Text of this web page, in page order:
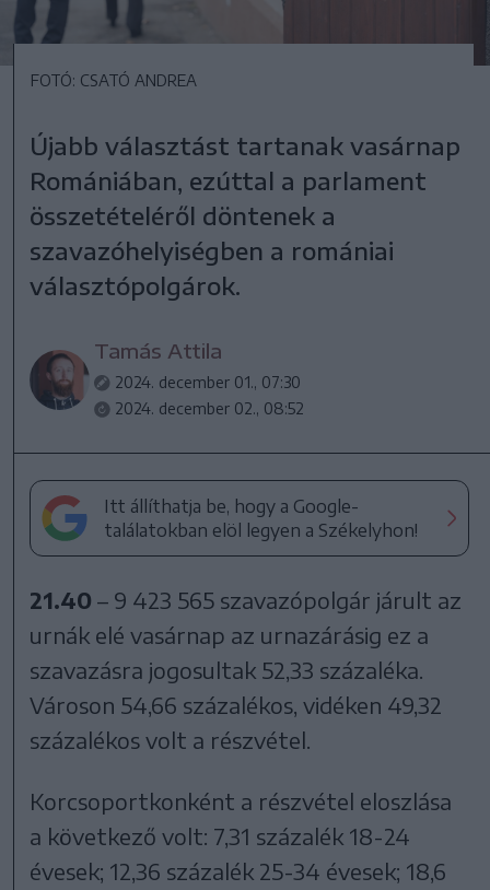
FOTÓ: CSATÓ ANDREA
Újabb választást tartanak vasárnap
Romániában, ezúttal a parlament
összetételéről döntenek a
szavazóhelyiségben a romániai
választópolgárok.
Tamás Attila
2024. december 01., 07:30
2024. december 02., 08:52
Itt állíthatja be, hogy a Google-
találatokban elöl legyen a Székelyhon!
21.40 – 9 423 565 szavazópolgár járult az
urnák elé vasárnap az urnazárásig ez a
szavazásra jogosultak 52,33 százaléka.
Városon 54,66 százalékos, vidéken 49,32
százalékos volt a részvétel.
Korcsoportkonként a részvétel eloszlása
a következő volt: 7,31 százalék 18-24
évesek; 12,36 százalék 25-34 évesek; 18,6